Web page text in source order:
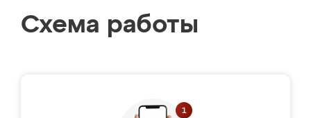
Схема работы